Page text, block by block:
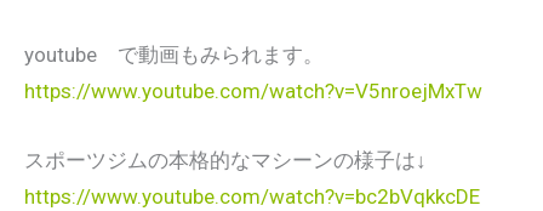
youtube で動画もみられます。
https://www.youtube.com/watch?v=V5nroejMxTw
スポーツジムの本格的なマシーンの様子は↓
https://www.youtube.com/watch?v=bc2bVqkkcDE